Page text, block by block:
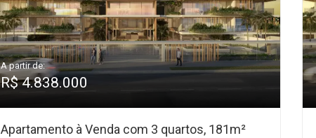
A partir de:
R$ 4.838.000
Apartamento à Venda com 3 quartos, 181m²